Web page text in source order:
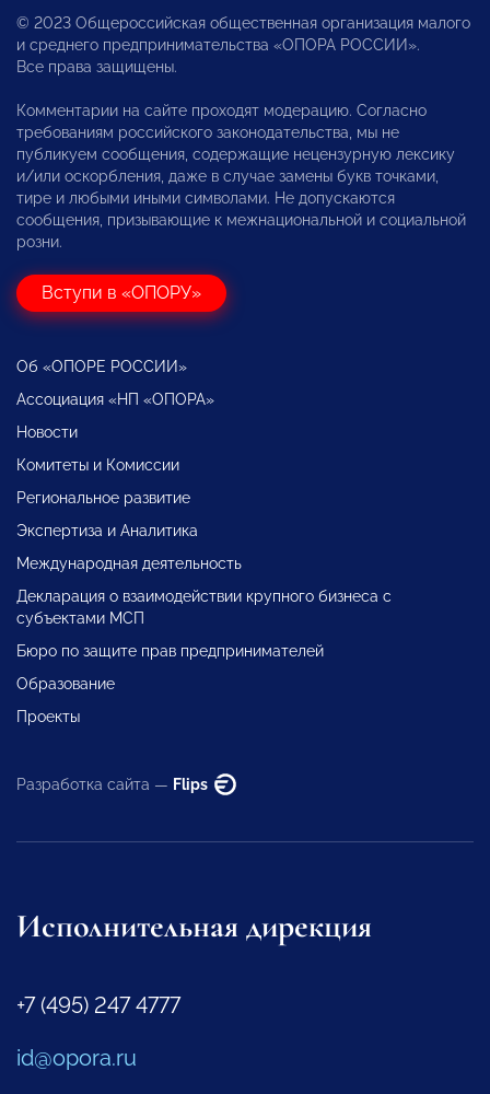
© 2023 Общероссийская общественная организация малого
и среднего предпринимательства «ОПОРА РОССИИ».
Все права защищены.
Комментарии на сайте проходят модерацию. Согласно
требованиям российского законодательства, мы не
публикуем сообщения, содержащие нецензурную лексику
и/или оскорбления, даже в случае замены букв точками,
тире и любыми иными символами. Не допускаются
сообщения, призывающие к межнациональной и социальной
розни.
Вступи в «ОПОРУ»
Об «ОПОРЕ РОССИИ»
Ассоциация «НП «ОПОРА»
Новости
Комитеты и Комиссии
Региональное развитие
Экспертиза и Аналитика
Международная деятельность
Декларация о взаимодействии крупного бизнеса с
субъектами МСП
Бюро по защите прав предпринимателей
Образование
Проекты
Разработка сайта — Flips
Исполнительная дирекция
+7 (495) 247 4777
id@opora.ru